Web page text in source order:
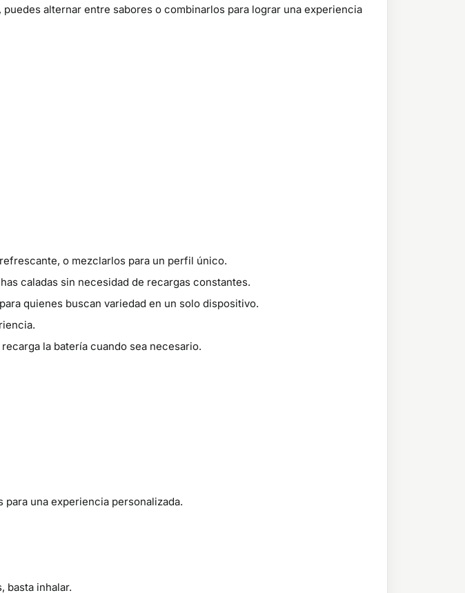
alternar entre sabores o combinarlos para lograr una experiencia
o mezclarlos para un perfil único.
caladas sin necesidad de recargas constantes.
quienes buscan variedad en un solo dispositivo.
la batería cuando sea necesario.
una experiencia personalizada.
basta inhalar.